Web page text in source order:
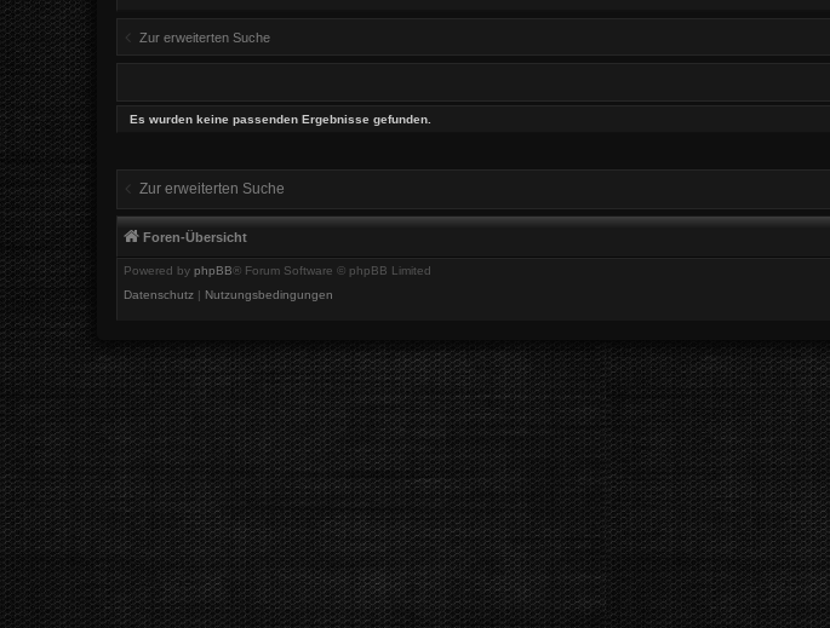
Zur erweiterten Suche
Es wurden keine passenden Ergebnisse gefunden.
Zur erweiterten Suche
Foren-Übersicht
Powered by phpBB® Forum Software © phpBB Limited
Datenschutz | Nutzungsbedingungen